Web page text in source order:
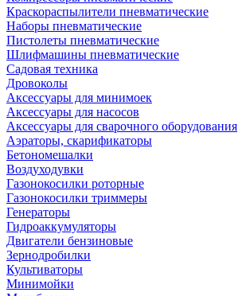
Краскораспылители пневматические
Наборы пневматические
Пистолеты пневматические
Шлифмашины пневматические
Садовая техника
Дровоколы
Аксессуары для минимоек
Аксессуары для насосов
Аксессуары для сварочного оборудования
Аэраторы, скарификаторы
Бетономешалки
Воздуходувки
Газонокосилки роторные
Газонокосилки триммеры
Генераторы
Гидроаккумуляторы
Двигатели бензиновые
Зернодробилки
Культиваторы
Минимойки